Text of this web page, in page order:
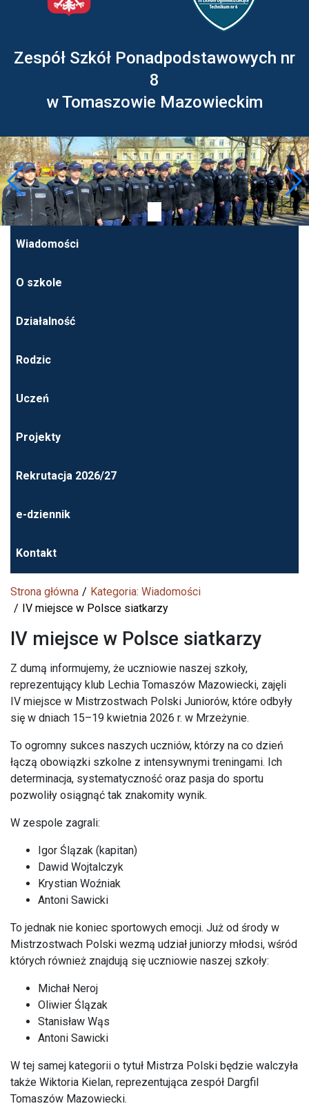
Zespół Szkół Ponadpodstawowych nr
8
w Tomaszowie Mazowieckim
Wiadomości
O szkole
Działalność
Rodzic
Uczeń
Projekty
Rekrutacja 2026/27
e-dziennik
Kontakt
Strona główna
Kategoria: Wiadomości
IV miejsce w Polsce siatkarzy
IV miejsce w Polsce siatkarzy
Z dumą informujemy, że uczniowie naszej szkoły,
reprezentujący klub Lechia Tomaszów Mazowiecki, zajęli
IV miejsce w Mistrzostwach Polski Juniorów, które odbyły
się w dniach 15–19 kwietnia 2026 r. w Mrzeżynie.
To ogromny sukces naszych uczniów, którzy na co dzień
łączą obowiązki szkolne z intensywnymi treningami. Ich
determinacja, systematyczność oraz pasja do sportu
pozwoliły osiągnąć tak znakomity wynik.
W zespole zagrali:
Igor Ślązak (kapitan)
Dawid Wojtalczyk
Krystian Woźniak
Antoni Sawicki
To jednak nie koniec sportowych emocji. Już od środy w
Mistrzostwach Polski wezmą udział juniorzy młodsi, wśród
których również znajdują się uczniowie naszej szkoły:
Michał Neroj
Oliwier Ślązak
Stanisław Wąs
Antoni Sawicki
W tej samej kategorii o tytuł Mistrza Polski będzie walczyła
także Wiktoria Kielan, reprezentująca zespół Dargfil
Tomaszów Mazowiecki.